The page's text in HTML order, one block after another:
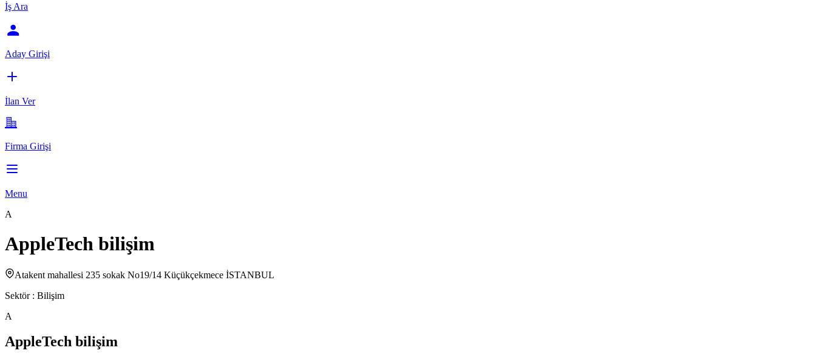
İş Ara
Aday Girişi
İlan Ver
Firma Girişi
Menu
A
AppleTech bilişim
Atakent mahallesi 235 sokak No19/14 Küçükçekmece İSTANBUL
Sektör : Bilişim
A
AppleTech bilişim